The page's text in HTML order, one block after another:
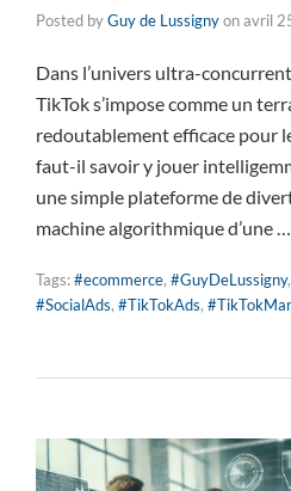
Posted byGuy de Lussignyonavril
Dans l’univers ultra-
TikTok s’impose comme un
redoutablement efficace pour
faut-il savoir y jouer
une simple plateforme de
machine algorithmique d’une …
Tags:#ecommerce, #GuyDeLussigny,
#SocialAds, #TikTokAds,